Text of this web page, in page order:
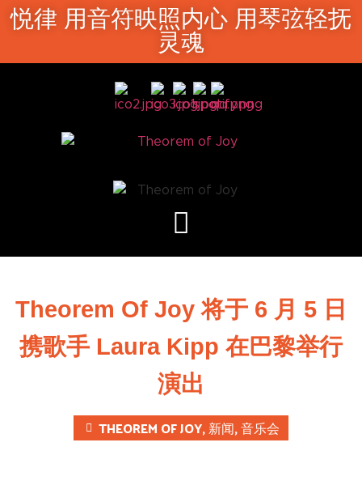
悦律 用音符映照内心 用琴弦轻抚
灵魂
Theorem Of Joy 将于 6 月 5 日
携歌手 Laura Kipp 在巴黎举行
演出
THEOREM OF JOY,新闻,音乐会